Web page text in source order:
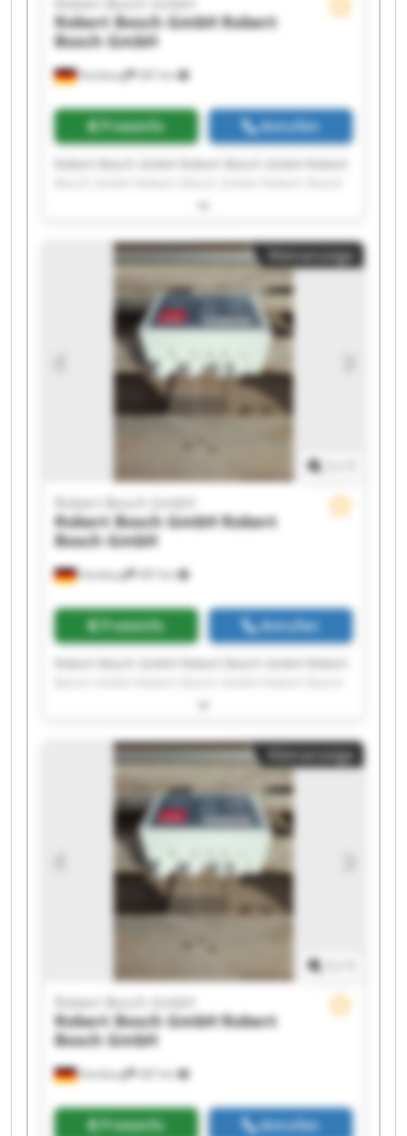
Homburg 287 km
Robert Bosch GmbHRobert
Bosch GmbH
Preisinfo Anrufen
Robert Bosch GmbH Robert Bosch GmbH Robert
GmbH Robert Bosch GmbH Robert Bosch GmbH
Bosch GmbH Robert Bosch GmbH Robert Bosch
GmbH Robert Bosch GmbH Robert Bosch GmbH
Robert Bosch GmbH Robert Bosch GmbH Robert
Bosch GmbH Robert Bosch GmbH Robert Bosch
GmbH Robert Bosch GmbH
Kleinanzeige
Homburg 287 km
Robert Bosch GmbH
Robert Bosch GmbHRobert
Bosch GmbH
Preisinfo Anrufen
Robert Bosch GmbH Robert Bosch GmbH Robert
GmbH Robert Bosch GmbH Robert Bosch GmbH
Bosch GmbH Robert Bosch GmbH Robert Bosch
GmbH Robert Bosch GmbH Robert Bosch GmbH
Robert Bosch GmbH Robert Bosch GmbH Robert
Bosch GmbH Robert Bosch GmbH Robert Bosch
GmbH Robert Bosch GmbH
Kleinanzeige
Homburg 287 km
Robert Bosch GmbH
Robert Bosch GmbHRobert
Bosch GmbH
Preisinfo Anrufen